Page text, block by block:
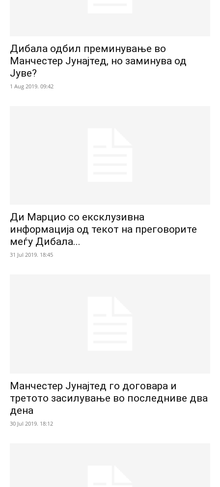
Дибала одбил преминување во
Манчестер Јунајтед, но заминува од
Јуве?
1 Aug 2019. 09:42
Ди Марцио со ексклузивна
информација од текот на преговорите
меѓу Дибала...
31 Jul 2019. 18:45
Манчестер Јунајтед го договара и
третото засилување во последниве два
дена
30 Jul 2019. 18:12